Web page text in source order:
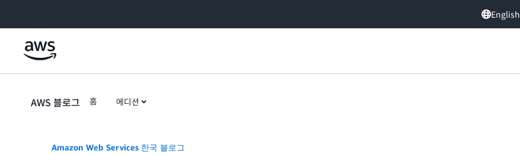
English
AWS 블로그 홈 에디션
Amazon Web Services 한국 블로그